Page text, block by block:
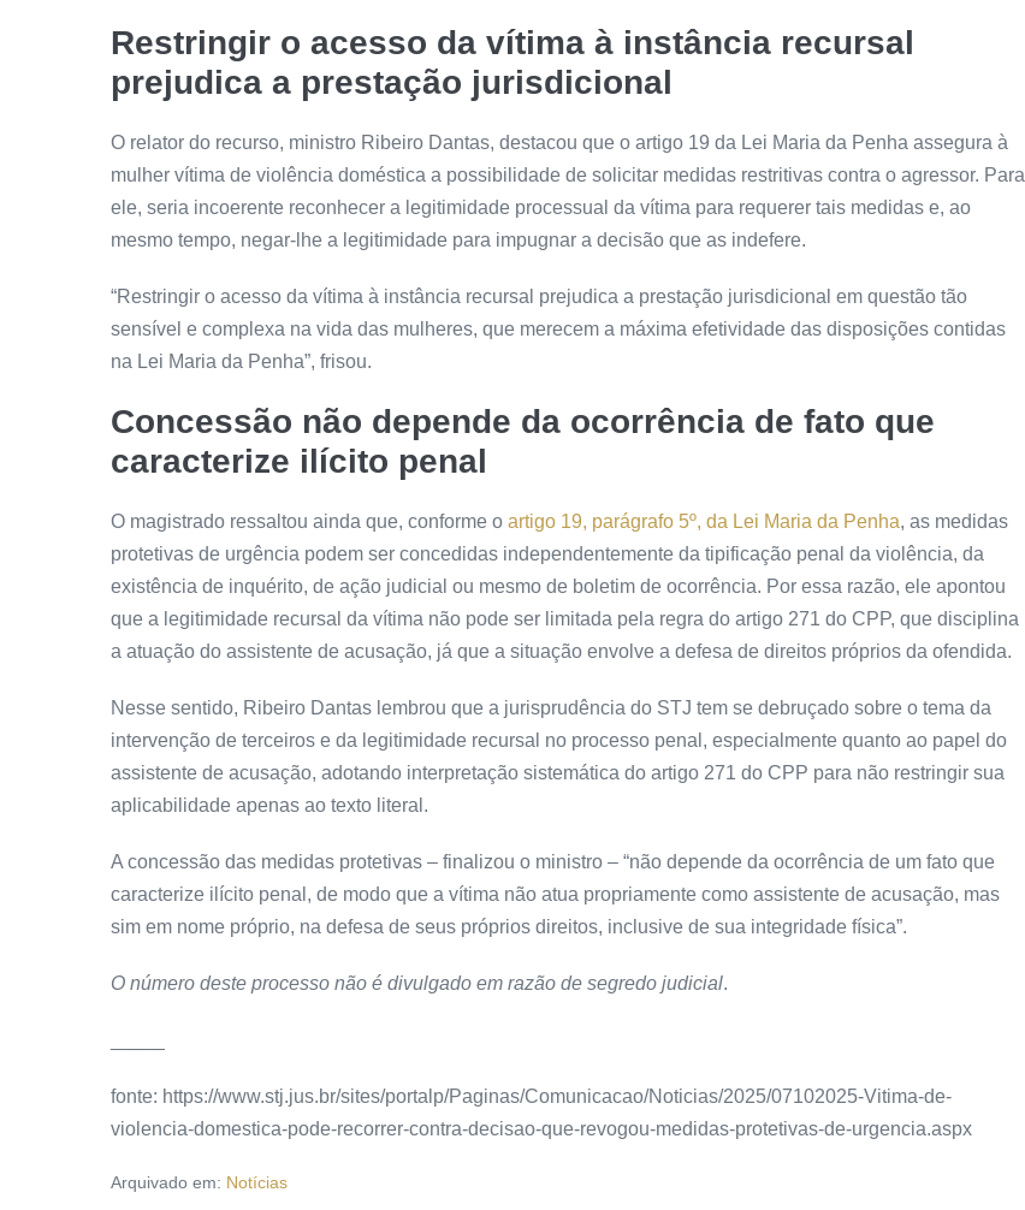
Restringir o acesso da vítima à instância recursal
prejudica a prestação jurisdicional
O relator do recurso, ministro Ribeiro Dantas, destacou que o artigo 19 da Lei Maria da Penha assegura à
mulher vítima de violência doméstica a possibilidade de solicitar medidas restritivas contra o agressor. Para
ele, seria incoerente reconhecer a legitimidade processual da vítima para requerer tais medidas e, ao
mesmo tempo, negar-lhe a legitimidade para impugnar a decisão que as indefere.
“Restringir o acesso da vítima à instância recursal prejudica a prestação jurisdicional em questão tão
sensível e complexa na vida das mulheres, que merecem a máxima efetividade das disposições contidas
na Lei Maria da Penha”, frisou.
Concessão não depende da ocorrência de fato que
caracterize ilícito penal
O magistrado ressaltou ainda que, conforme o artigo 19, parágrafo 5º, da Lei Maria da Penha, as medidas
protetivas de urgência podem ser concedidas independentemente da tipificação penal da violência, da
existência de inquérito, de ação judicial ou mesmo de boletim de ocorrência. Por essa razão, ele apontou
que a legitimidade recursal da vítima não pode ser limitada pela regra do artigo 271 do CPP, que disciplina
a atuação do assistente de acusação, já que a situação envolve a defesa de direitos próprios da ofendida.
Nesse sentido, Ribeiro Dantas lembrou que a jurisprudência do STJ tem se debruçado sobre o tema da
intervenção de terceiros e da legitimidade recursal no processo penal, especialmente quanto ao papel do
assistente de acusação, adotando interpretação sistemática do artigo 271 do CPP para não restringir sua
aplicabilidade apenas ao texto literal.
A concessão das medidas protetivas – finalizou o ministro – “não depende da ocorrência de um fato que
caracterize ilícito penal, de modo que a vítima não atua propriamente como assistente de acusação, mas
sim em nome próprio, na defesa de seus próprios direitos, inclusive de sua integridade física”.
O número deste processo não é divulgado em razão de segredo judicial.
fonte: https://www.stj.jus.br/sites/portalp/Paginas/Comunicacao/Noticias/2025/07102025-Vitima-de-
violencia-domestica-pode-recorrer-contra-decisao-que-revogou-medidas-protetivas-de-urgencia.aspx
Arquivado em: Notícias